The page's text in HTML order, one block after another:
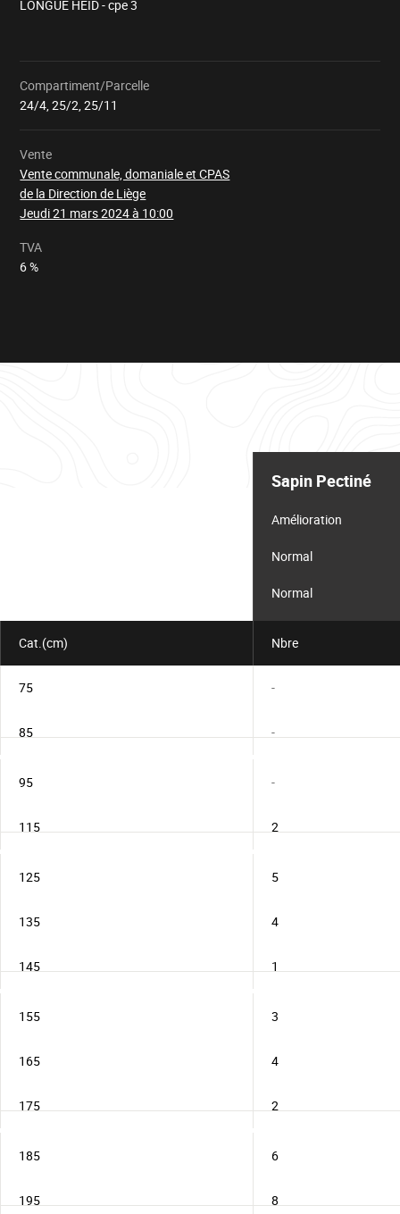
LONGUE HEID - cpe 3
Compartiment/Parcelle
24/4, 25/2, 25/11
Vente
Vente communale, domaniale et CPAS
de la Direction de Liège
Jeudi 21 mars 2024 à 10:00
Chargement
TVA
6 %
Sapin Pectiné
Amélioration
Normal
Normal
Cat.(cm) Nbre
75 -
85 -
95 -
115 2
125 5
135 4
145 1
155 3
165 4
175 2
185 6
195 8